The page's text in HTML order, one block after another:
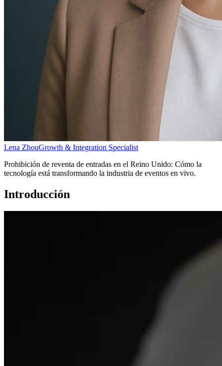
Lena ZhouGrowth & Integration Specialist
Prohibición de reventa de entradas en el Reino Unido: Cómo la
tecnología está transformando la industria de eventos en vivo.
Introducción